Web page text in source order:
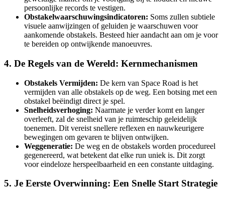
persoonlijke records te vestigen.
Obstakelwaarschuwingsindicatoren: Soms zullen subtiele
visuele aanwijzingen of geluiden je waarschuwen voor
aankomende obstakels. Besteed hier aandacht aan om je voor
te bereiden op ontwijkende manoeuvres.
4. De Regels van de Wereld: Kernmechanismen
Obstakels Vermijden: De kern van Space Road is het
vermijden van alle obstakels op de weg. Een botsing met een
obstakel beëindigt direct je spel.
Snelheidsverhoging: Naarmate je verder komt en langer
overleeft, zal de snelheid van je ruimteschip geleidelijk
toenemen. Dit vereist snellere reflexen en nauwkeurigere
bewegingen om gevaren te blijven ontwijken.
Weggeneratie: De weg en de obstakels worden procedureel
gegenereerd, wat betekent dat elke run uniek is. Dit zorgt
voor eindeloze herspeelbaarheid en een constante uitdaging.
5. Je Eerste Overwinning: Een Snelle Start Strategie